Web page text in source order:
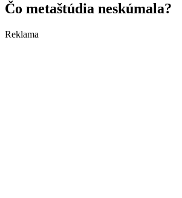
Čo metaštúdia neskúmala?
Reklama